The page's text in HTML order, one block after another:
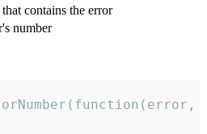
contains the error
number